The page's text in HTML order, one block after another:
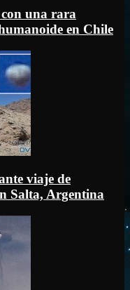
una rara
en Chile
viaje de
Salta, Argentina